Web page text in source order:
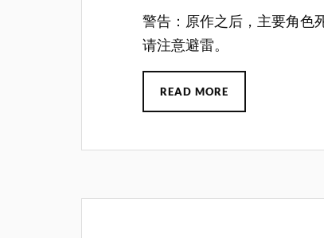
警告：原作之后，主要角色
请注意避雷。
READ MORE